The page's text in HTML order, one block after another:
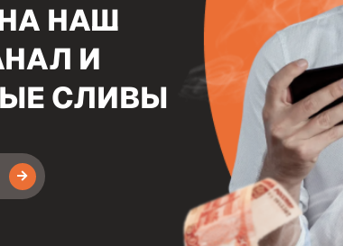
Зав
США: АХЛ - Плей-офф
НАШ
И
СЛИВЫ